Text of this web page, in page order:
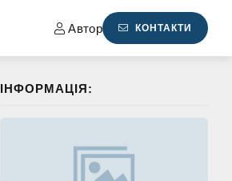
Автор КОНТАКТИ
ІНФОРМАЦІЯ: